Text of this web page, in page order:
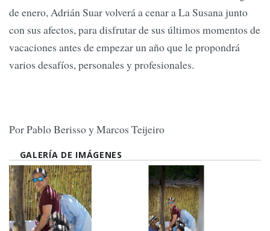
de enero, Adrián Suar volverá a cenar a La Susana junto
con sus afectos, para disfrutar de sus últimos momentos de
vacaciones antes de empezar un año que le propondrá
varios desafíos, personales y profesionales.
Por Pablo Berisso y Marcos Teijeiro
GALERÍA DE IMÁGENES